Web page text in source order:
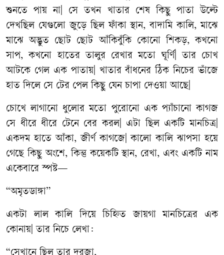
শুনতে পায় না| সে তখন খাতার শেষ কিছু পাতা উল্টে
দেখছিল যেগুলো জুড়ে ছিল ফাঁকা স্থান, বাদামি কালি, মাঝে
মাঝে অদ্ভুত ছোট ছোট আঁকিবুঁকি কোনো শিকড়, কখনো
সাপ, কখনো হাতের তালুর রেখার মতো ঘূর্ণি| তার চোখ
আটকে গেল এক পাতায়| খাতার বাঁধনের ঠিক নিচের ভাঁজে
হাত দিলে সে টের পেল কিছু যেন চাপা দেওয়া আছে|
চোখে লাগানো ধুলোর মতো পুরোনো এক প্যাঁচানো কাগজ
সে ধীরে ধীরে টেনে বের করল| এটা ছিল একটি মানচিত্র|
একদম হাতে আঁকা, জীর্ণ কাগজে| কালো কালি ঝাপসা হয়ে
গেছে কিছু অংশে, কিন্তু কয়েকটি স্থান, রেখা, এবং একটি নাম
একেবারে স্পষ্ট—
“অমৃতডাঙ্গা”
একটা লাল কালি দিয়ে চিহ্নিত জায়গা মানচিত্রের এক
কোনায়| তার নিচে লেখা: